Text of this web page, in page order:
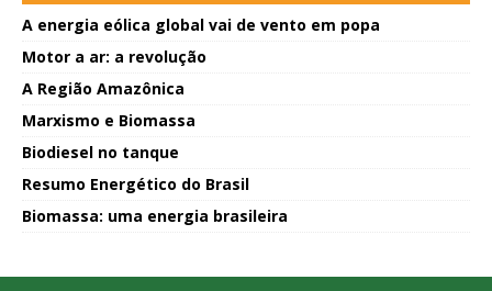
A energia eólica global vai de vento em popa
Motor a ar: a revolução
A Região Amazônica
Marxismo e Biomassa
Biodiesel no tanque
Resumo Energético do Brasil
Biomassa: uma energia brasileira